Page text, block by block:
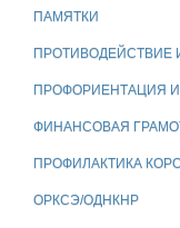
ПАМЯТКИ
ПРОТИВОДЕЙСТВИЕ
ПРОФОРИЕНТАЦИЯ
ФИНАНСОВАЯ
ПРОФИЛАКТИКА
ОРКСЭ/ОДНКНР